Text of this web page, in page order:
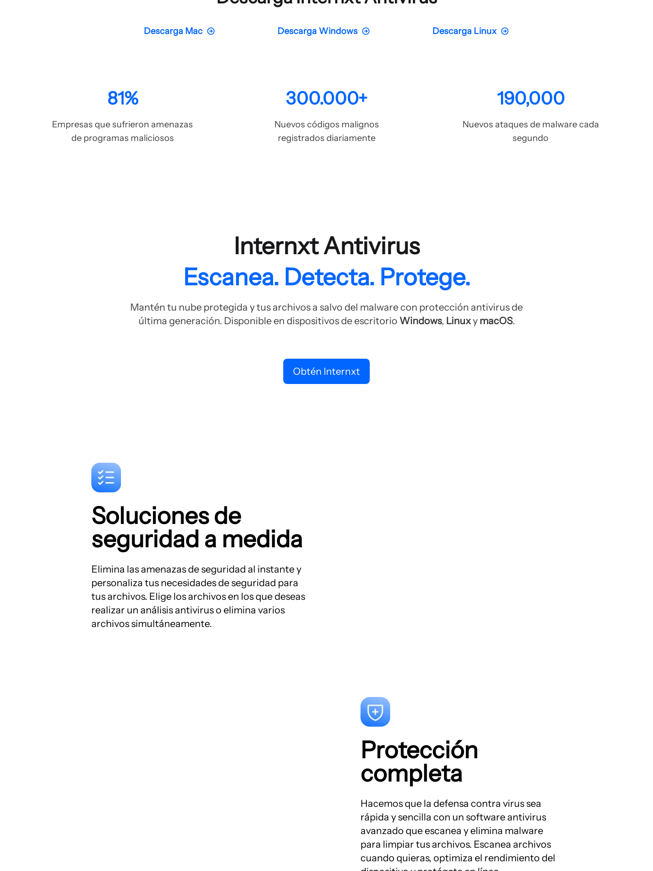
Descarga Mac Descarga Windows Descarga Linux
81%
Empresas que sufrieron amenazas
de programas maliciosos
300.000+
Nuevos códigos malignos
registrados diariamente
190,000
Nuevos ataques de malware cada
segundo
Internxt Antivirus
Escanea. Detecta. Protege.
Mantén tu nube protegida y tus archivos a salvo del malware con protección antivirus de
última generación. Disponible en dispositivos de escritorio Windows, Linuxy macOS.
Obtén Internxt
Soluciones de
seguridad a medida
Elimina las amenazas de seguridad al instante y
personaliza tus necesidades de seguridad para
tus archivos. Elige los archivos en los que deseas
realizar un análisis antivirus o elimina varios
archivos simultáneamente.
Protección
completa
Hacemos que la defensa contra virus sea
rápida y sencilla con un software antivirus
avanzado que escanea y elimina malware
para limpiar tus archivos. Escanea archivos
cuando quieras, optimiza el rendimiento del